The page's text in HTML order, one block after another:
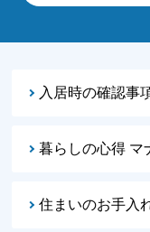
入居時の確認事
暮らしの心得 マ
住まいのお手入